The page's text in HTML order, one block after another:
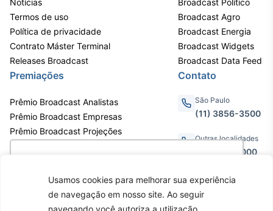
como você interage em nosso site e
personalizar conteúdo. Ao utilizar este site, você
Usamos cookies para melhorar sua experiência
de navegação em nosso site. Ao seguir
navegando você autoriza a utilização
Notícias
Termos de uso
Política de privacidade
Contrato Máster Terminal
Releases Broadcast
Broadcast Político
Broadcast Agro
Broadcast Energia
Broadcast Widgets
Broadcast Data Feed
Premiações
Prêmio Broadcast Analistas
Prêmio Broadcast Empresas
Prêmio Broadcast Projeções
Contato
São Paulo
(11) 3856-3500
Outras localidades
0800.011.3000
Av. Eng. Caetano Álvares, 55 - 3º e